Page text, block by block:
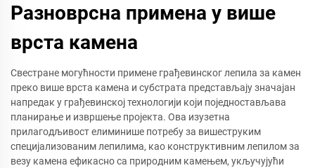
Разноврсна примена у више
врста камена
Свестране могућности примене грађевинског лепила за камен
преко више врста камена и субстрата представљају значајан
напредак у грађевинској технологији који поједностављава
планирање и извршење пројекта. Ова изузетна
прилагодљивост елиминише потребу за вишеструким
специјализованим лепилима, као конструктивним лепилом за
везу камена ефикасно са природним камењем, укључујући